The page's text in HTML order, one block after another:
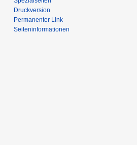
Druckversion
Permanenter Link
Seiten­­informationen